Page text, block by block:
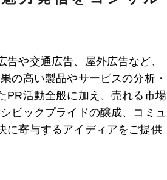
や交通広告、屋外広告など、
の高い製品やサービスの分析・
PR活動全般に加え、売れる市場
ビックプライドの醸成、コミュ
に寄与するアイディアをご提供